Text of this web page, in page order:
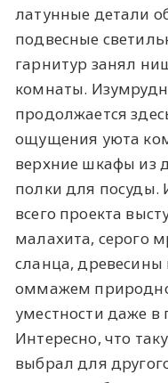
латунные детали
подвесные
гарнитур занял
комнаты.
продолжается
ощущения уюта
верхние шкафы из
полки для посуды.
всего проекта
малахита, серого
сланца, древесины
оммажем
уместности даже в
Интересно, что
выбрал для